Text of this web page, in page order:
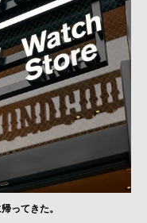
ってきた。